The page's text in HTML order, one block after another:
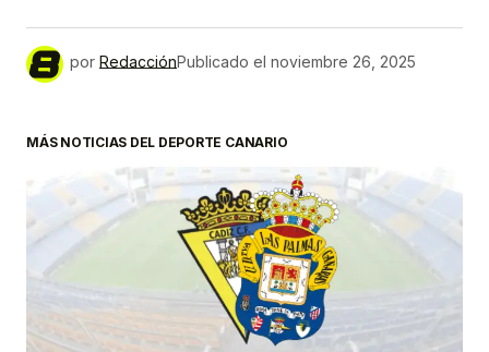
por RedacciónPublicado el noviembre 26, 2025
MÁS NOTICIAS DEL DEPORTE CANARIO